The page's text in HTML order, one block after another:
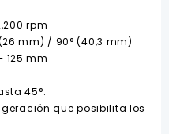
rpm
mm) / 90° (40,3 mm)
125 mm
45°.
que posibilita los